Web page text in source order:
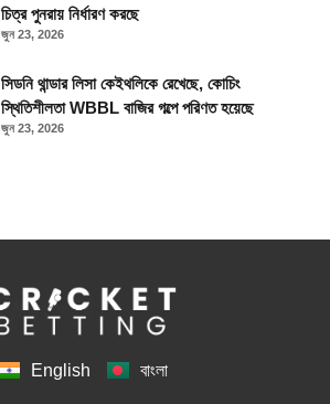
চিত্র পুনরায় নির্ধারণ করছে
জুন 23, 2026
সিডনি থান্ডার লিসা কেইথলিকে রেখেছে, কোচিং
স্থিতিশীলতা WBBL বাজির গল্পে পরিণত হয়েছে
জুন 23, 2026
English বাংলা